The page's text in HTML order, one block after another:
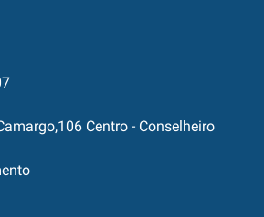
Centro - Conselheiro